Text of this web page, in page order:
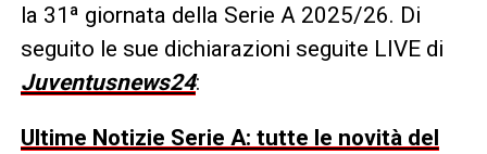
la 31ª giornata della Serie A 2025/26. Di
seguito le sue dichiarazioni seguite LIVE di
Juventusnews24:
Ultime Notizie Serie A: tutte le novità del